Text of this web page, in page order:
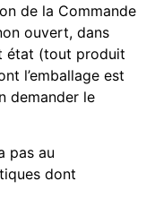
de la Commande
ouvert, dans
état (tout produit
l’emballage est
demander le
pas au
dont